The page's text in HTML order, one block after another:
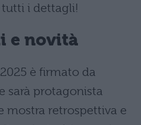
i dettagli!
e novità
è firmato da
sarà protagonista
mostra retrospettiva e